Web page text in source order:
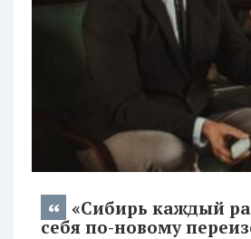
«Сибирь каждый
себя по-новому